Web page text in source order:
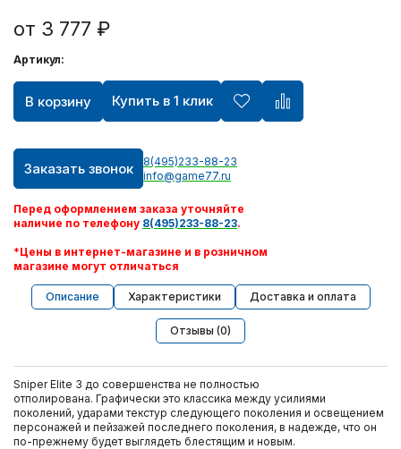
от 3 777 ₽
Артикул:
В корзину Купить в 1 клик
Заказать звонок
8(495)233-88-23
info@game77.ru
Перед оформлением заказа уточняйте
наличие по телефону 8(495)233-88-23.
*Цены в интернет-магазине и в розничном
магазине могут отличаться
Описание Характеристики Доставка и оплата
Отзывы (0)
Sniper Elite 3 до совершенства не полностью
отполирована. Графически это классика между усилиями
поколений, ударами текстур следующего поколения и освещением
персонажей и пейзажей последнего поколения, в надежде, что он
по-прежнему будет выглядеть блестящим и новым.